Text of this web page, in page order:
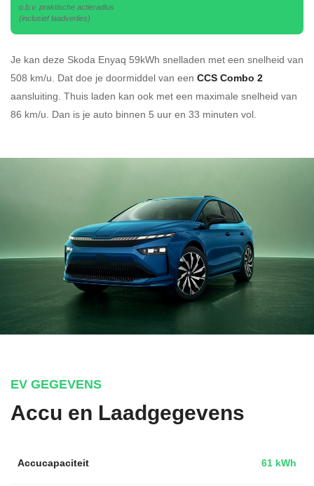
o.b.v. praktische actieradius
(inclusief laadverlies)
Je kan deze Skoda Enyaq 59kWh snelladen met een snelheid van
508 km/u. Dat doe je doormiddel van een CCS Combo 2
aansluiting. Thuis laden kan ook met een maximale snelheid van
86 km/u. Dan is je auto binnen 5 uur en 33 minuten vol.
EV GEGEVENS
Accu en Laadgegevens
Accucapaciteit 61 kWh